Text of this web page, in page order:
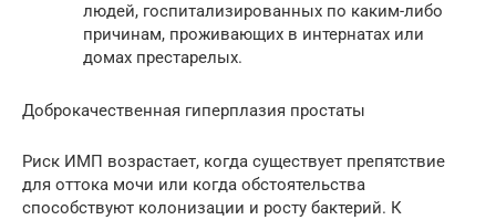
людей, госпитализированных по каким-либо
причинам, проживающих в интернатах или
домах престарелых.
Доброкачественная гиперплазия простаты
Риск ИМП возрастает, когда существует препятствие
для оттока мочи или когда обстоятельства
способствуют колонизации и росту бактерий. К